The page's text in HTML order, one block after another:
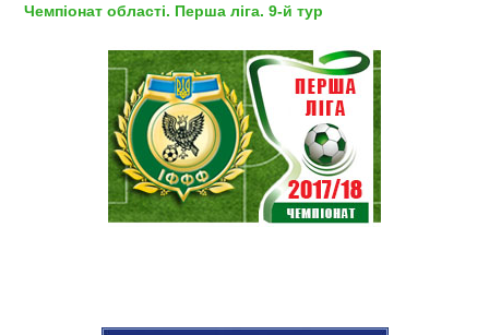
Чемпіонат області. Перша ліга. 9-й тур